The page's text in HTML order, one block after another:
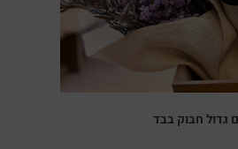
גדול חבוק בבד